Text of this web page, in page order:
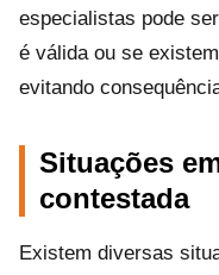
especialistas pode
é válida ou se
evitando
Situações
contestada
Existem diversas